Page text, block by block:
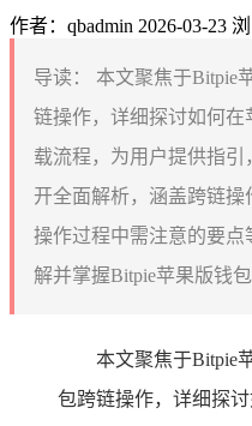
作者：qbadmin 2026-03-23
导读：
本文聚焦于Bitpie
链操作，详细探讨如何在
载流程，为用户提供指
开全面解析，涵盖跨链
操作过程中需注意的要点
解并掌握Bitpie苹果版钱
本文聚焦于Bitpie
包跨链操作，详细探